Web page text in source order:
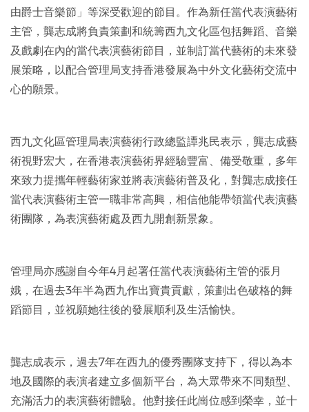
由爵士音樂節」等深受歡迎的節目。作為新任當代表演藝術
主管，龔志成將負責策劃和統籌西九文化區包括舞蹈、音樂
及戲劇在內的當代表演藝術節目，並制訂當代藝術的未來發
展策略，以配合管理局支持香港發展為中外文化藝術交流中
心的願景。
西九文化區管理局表演藝術行政總監譚兆民表示，龔志成藝
術視野宏大，在香港表演藝術界經驗豐富、備受敬重，多年
來致力提攜年輕藝術家並將表演藝術普及化，對龔志成接任
當代表演藝術主管一職非常高興，相信他能帶領當代表演藝
術團隊，為表演藝術處及西九開創新景象。
管理局亦感謝自今年4月起署任當代表演藝術主管的張月
娥，在過去3年半為西九作出寶貴貢獻，策劃出色破格的舞
蹈節目，並祝願她往後的發展順利及生活愉快。
龔志成表示，過去7年在西九的優秀團隊支持下，得以為本
地及國際的表演者建立多個新平台，為大眾帶來不同類型、
充滿活力的表演藝術體驗。他對接任此崗位感到榮幸，並十